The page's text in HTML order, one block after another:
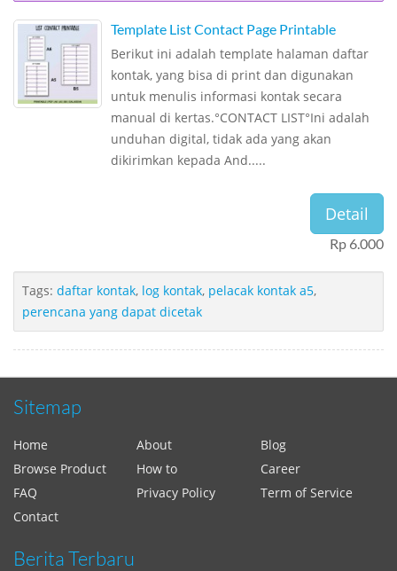
Template List Contact Page Printable
Berikut ini adalah template halaman daftar
kontak, yang bisa di print dan digunakan
untuk menulis informasi kontak secara
manual di kertas.°CONTACT LIST°Ini adalah
unduhan digital, tidak ada yang akan
dikirimkan kepada And.....
Detail
Rp 6.000
Tags: daftar kontak, log kontak, pelacak kontak a5,
perencana yang dapat dicetak
Sitemap
Home About
Blog
Browse Product
How to
Career
FAQ
Privacy Policy
Term of Service
Contact
Berita Terbaru